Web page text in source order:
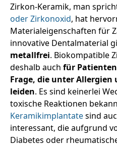
Zirkon-Keramik, man
oder Zirkonoxid, hat
Materialeigenschaften für
innovative Dentalmaterial
metallfrei. Biokompatible
deshalb auch für
Frage, die unter
leiden. Es sind keinerlei
toxische Reaktionen
Keramikimplantatesind
interessant, die aufgrund
Diabetes oder